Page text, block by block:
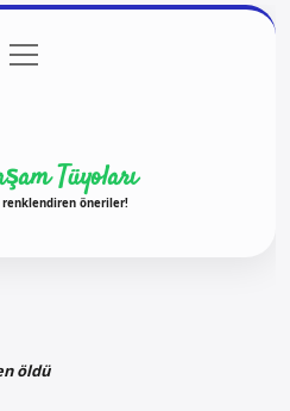
Politikası
menüyü
aç
Tüyoları
renklendiren öneriler!
öldü